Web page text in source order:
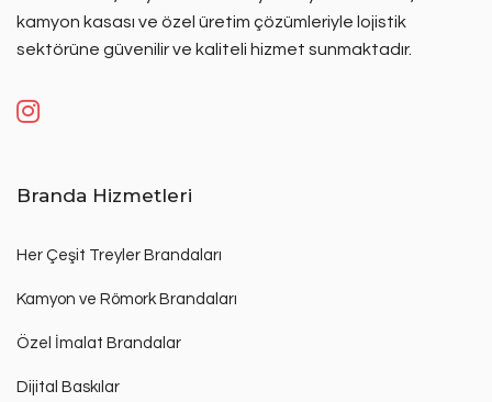
kamyon kasası ve özel üretim çözümleriyle lojistik
sektörüne güvenilir ve kaliteli hizmet sunmaktadır.
Branda Hizmetleri
Her Çeşit Treyler Brandaları
Kamyon ve Römork Brandaları
Özel İmalat Brandalar
Dijital Baskılar